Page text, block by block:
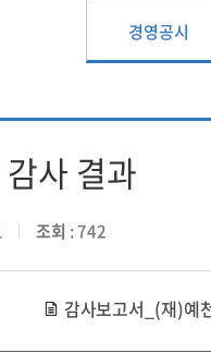
경영공시
사 결과
조회 : 742
감사보고서_(재)예